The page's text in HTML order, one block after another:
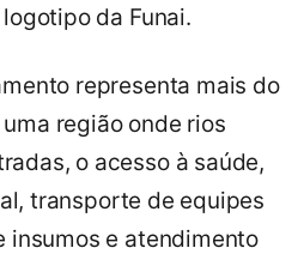
da Funai.
representa mais do
região onde rios
o acesso à saúde,
transporte de equipes
insumos e atendimento